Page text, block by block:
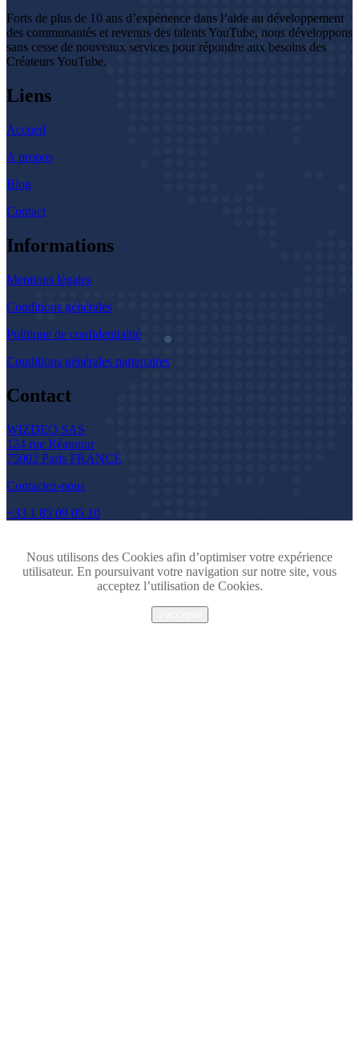
Forts de plus de 10 ans d’expérience dans l’aide au développement
des communautés et revenus des talents YouTube, nous développons
sans cesse de nouveaux services pour répondre aux besoins des
Créateurs YouTube.
Liens
Accueil
A propos
Blog
Contact
Informations
Mentions légales
Conditions générales
Politique de confidentialité
Conditions générales partenaires
Contact
WIZDEO SAS
124 rue Réaumur
75002 Paris FRANCE
Contactez-nous
+33 1 85 09 05 10
Nous utilisons des Cookies afin d’optimiser votre expérience
utilisateur. En poursuivant votre navigation sur notre site, vous
acceptez l’utilisation de Cookies.